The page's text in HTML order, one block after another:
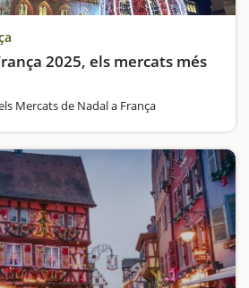
2025, els mercats més
Mercats de Nadal a França